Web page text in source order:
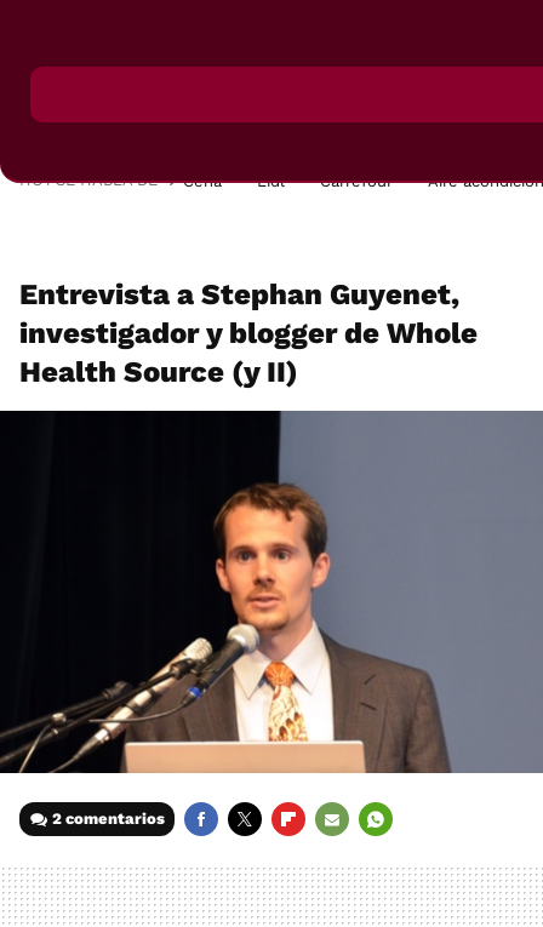
POSTRES VIAJES SELECCIÓN VEGUI
HOY SE HABLA DE Cena Lidl Carrefour Aire
Entrevista a Stephan Guyenet,
investigador y blogger de Whole
Health Source (y II)
2 comentarios
MAIL